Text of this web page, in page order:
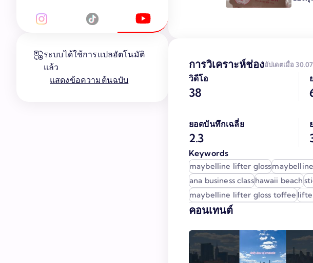
ระบบได้ใช้การแปลอัตโนมัติ
แล้ว
แสดงข้อความต้นฉบับ
การวิเคราะห์ช่องอัปเดตเมื่อ
วิดีโอ
38
ยอดบันทึกเฉลี่ย
2.3
Keywords
maybelline lifter gloss
ana business classhawaii beach
maybelline lifter gloss toffee
คอนเทนต์